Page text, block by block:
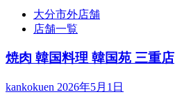
大分市外店舗
店舗一覧
焼肉 韓国料理 韓国苑 三重店
kankokuen 2026年5月1日